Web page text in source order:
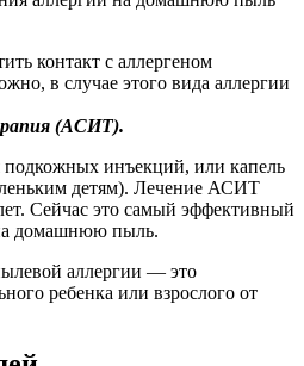
контакт с аллергеном
в случае этого вида аллергии
(АСИТ).
подкожных инъекций, или капель
детям). Лечение АСИТ
Сейчас это самый эффективный
домашнюю пыль.
аллергии — это
ребенка или взрослого от